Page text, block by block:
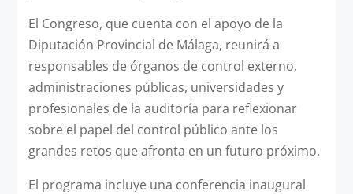
El Congreso, que cuenta con el apoyo de la
Diputación Provincial de Málaga, reunirá a
responsables de órganos de control externo,
administraciones públicas, universidades y
profesionales de la auditoría para reflexionar
sobre el papel del control público ante los
grandes retos que afronta en un futuro próximo.
El programa incluye una conferencia inaugural